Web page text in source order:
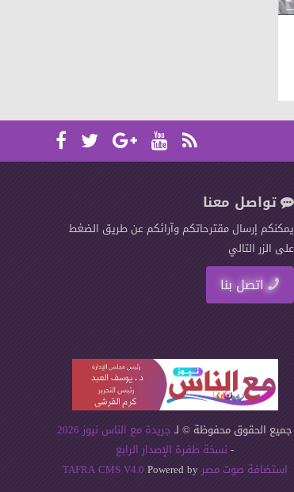
تواصل معنا
يمكنكم إرسال مقترحاتكم وآرائكم عن طريق الضغط
على الزر التالي
اتصل بنا
جميع الحقوق محفوظة © لـ جريدة مع الناس نيوز 2026
- نسخة طفرة الإصدار الرابع
استضافة صوت مصر
TAFRA CMS V4.0 Powered by